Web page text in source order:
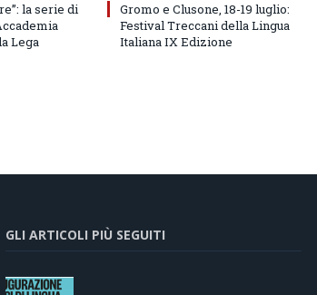
la serie di
Lega
Gromo e Clusone, 18-19 luglio:
Festival Treccani della Lingua
Italiana IX Edizione
GLI ARTICOLI PIÙ SEGUITI